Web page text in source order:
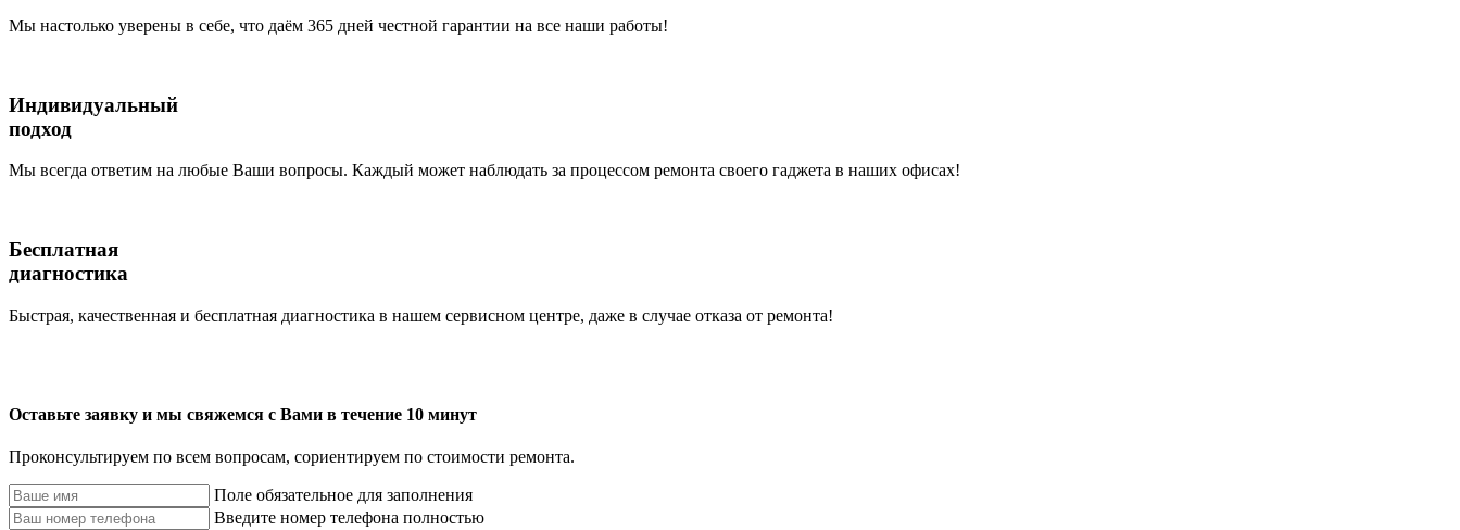
Мы настолько уверены в себе, что даём 365 дней честной гарантии на все наши работы!
Индивидуальный
подход
Мы всегда ответим на любые Ваши вопросы. Каждый может наблюдать за процессом ремонта своего гаджета в наших офисах!
Бесплатная
диагностика
Быстрая, качественная и бесплатная диагностика в нашем сервисном центре, даже в случае отказа от ремонта!
Оставьте заявку и мы свяжемся с Вами в течение 10 минут
Проконсультируем по всем вопросам, сориентируем по стоимости ремонта.
Поле обязательное для заполнения
Введите номер телефона полностью